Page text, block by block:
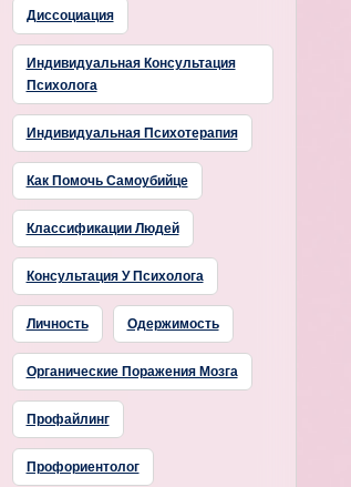
Диссоциация
Индивидуальная Консультация
Психолога
Индивидуальная Психотерапия
Как Помочь Самоубийце
Классификации Людей
Консультация У Психолога
Личность Одержимость
Органические Поражения Мозга
Профайлинг
Профориентолог